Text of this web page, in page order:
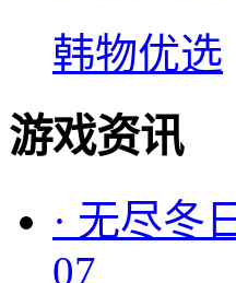
韩物优选
游戏资讯
· 无尽冬
07